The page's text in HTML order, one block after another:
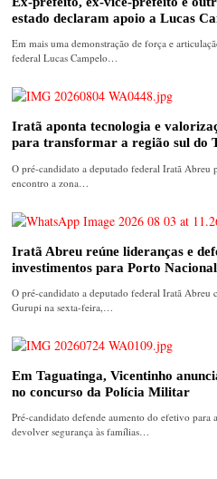
estado declaram apoio a Lucas
Em mais uma demonstração de força e
federal Lucas Campelo…
Iratã aponta tecnologia e
para transformar a região sul do
O pré-candidato a deputado federal Iratã
encontro a zona…
Iratã Abreu reúne lideranças e
investimentos para Porto
O pré-candidato a deputado federal Iratã Abreu
Gurupi na sexta-feira,…
Em Taguatinga, Vicentinho
no concurso da Polícia Militar
Pré-candidato defende aumento do efetivo
devolver segurança às famílias…